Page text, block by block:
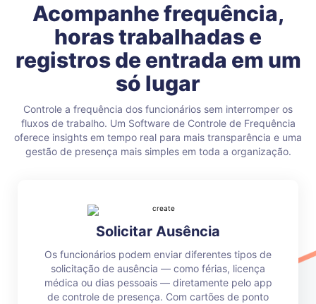
Acompanhe frequência,
horas trabalhadas e
registros de entrada em um
só lugar
Controle a frequência dos funcionários sem interromper os
fluxos de trabalho. Um Software de Controle de Frequência
oferece insights em tempo real para mais transparência e uma
gestão de presença mais simples em toda a organização.
Solicitar Ausência
Os funcionários podem enviar diferentes tipos de
solicitação de ausência — como férias, licença
médica ou dias pessoais — diretamente pelo app
de controle de presença. Com cartões de ponto